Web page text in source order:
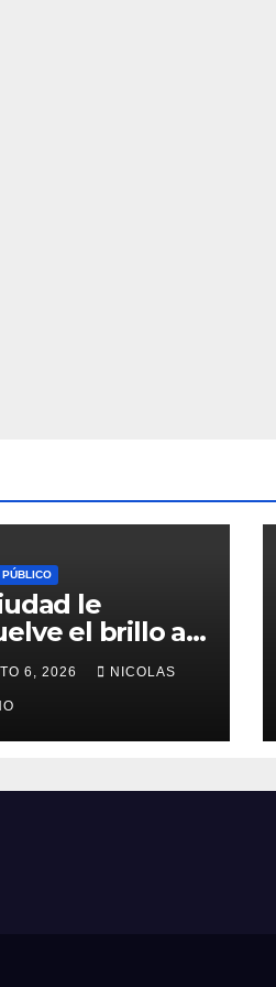
le
el brillo a
del
en Plaza
6, 2026 NICOLAS